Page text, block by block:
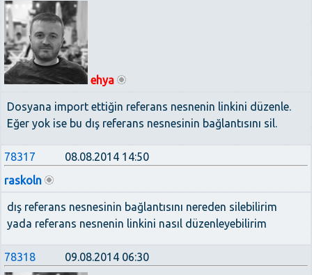
ehya
Dosyana import ettiğin referans nesnenin linkini düzenle.
Eğer yok ise bu dış referans nesnesinin bağlantısını sil.
78317
08.08.2014 14:50
raskoln
dış referans nesnesinin bağlantısını nereden silebilirim
yada referans nesnenin linkini nasıl düzenleyebilirim
78318 09.08.2014 06:30